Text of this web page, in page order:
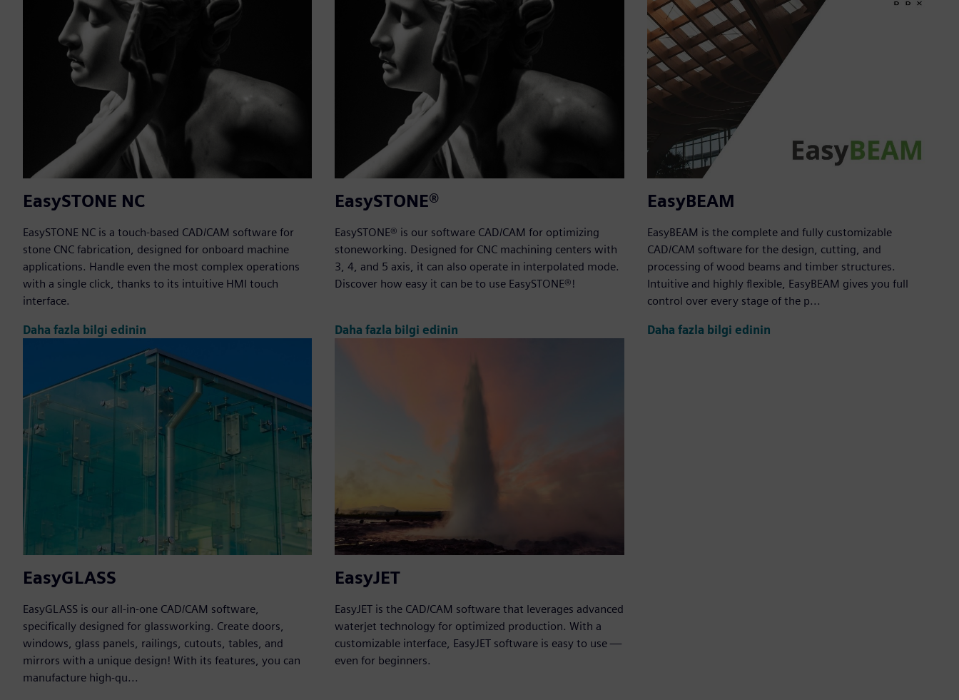
EasySTONE NC
EasySTONE NC is a touch-based CAD/CAM software for
stone CNC fabrication, designed for onboard machine
applications. Handle even the most complex operations
with a single click, thanks to its intuitive HMI touch
interface.
Daha fazla bilgi edinin
EasySTONE®
EasySTONE® is our software CAD/CAM for optimizing
stoneworking. Designed for CNC machining centers with
3, 4, and 5 axis, it can also operate in interpolated mode.
Discover how easy it can be to use EasySTONE®!
Daha fazla bilgi edinin
EasyBEAM
EasyBEAM is the complete and fully customizable
CAD/CAM software for the design, cutting, and
processing of wood beams and timber structures.
Intuitive and highly flexible, EasyBEAM gives you full
control over every stage of the p...
Daha fazla bilgi edinin
EasyGLASS
EasyGLASS is our all-in-one CAD/CAM software,
specifically designed for glassworking. Create doors,
windows, glass panels, railings, cutouts, tables, and
mirrors with a unique design! With its features, you can
manufacture high-qu...
EasyJET
EasyJET is the CAD/CAM software that leverages advanced
waterjet technology for optimized production. With a
customizable interface, EasyJET software is easy to use —
even for beginners.